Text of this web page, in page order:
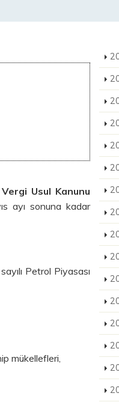
Usul Kanunu
ayı sonuna kadar
Petrol Piyasası
mükellefleri,